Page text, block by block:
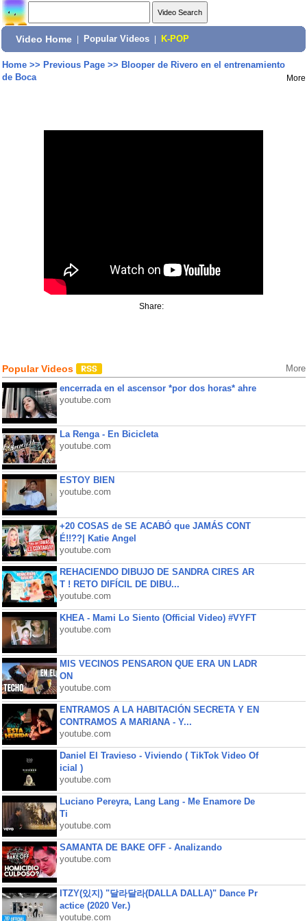
Video Home Popular Videos K-POP
Home>> Previous Page>> Blooper de Rivero en el entrenamiento
de Boca
More
Share:
Popular Videos More
encerrada en el ascensor *por dos horas* ahre
youtube.com
La Renga - En Bicicleta
youtube.com
ESTOY BIEN
youtube.com
+20 COSAS de SE ACABÓ que JAMÁS CONT
É!!??| Katie Angel
youtube.com
REHACIENDO DIBUJO DE SANDRA CIRES AR
T ! RETO DIFÍCIL DE DIBU...
youtube.com
KHEA - Mami Lo Siento (Official Video) #VYFT
youtube.com
MIS VECINOS PENSARON QUE ERA UN LADR
ON
youtube.com
ENTRAMOS A LA HABITACIÓN SECRETA Y EN
CONTRAMOS A MARIANA - Y...
youtube.com
Daniel El Travieso - Viviendo ( TikTok Video Of
icial )
youtube.com
Luciano Pereyra, Lang Lang - Me Enamore De
Ti
youtube.com
SAMANTA DE BAKE OFF - Analizando
youtube.com
ITZY(있지) "달라달라(DALLA DALLA)" Dance Pr
actice (2020 Ver.)
youtube.com